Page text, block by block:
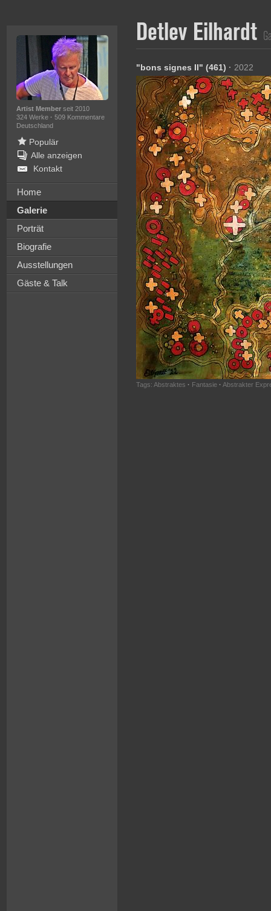
Artist Memberseit 2010
324 Werke · 509 Kommentare
Deutschland
Populär
Alle anzeigen
Kontakt
Home
Galerie
Porträt
Biografie
Ausstellungen
Gäste & Talk
Detlev Eilhardt
"bons signes II" (461) · 2022
Tags: Abstraktes · Fantasie · Abstrakter